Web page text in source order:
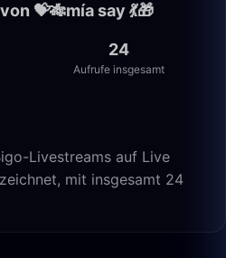
💝🎋mía say 💃🎁
24
Aufrufe insgesamt
Livestreams auf Live
mit insgesamt 24